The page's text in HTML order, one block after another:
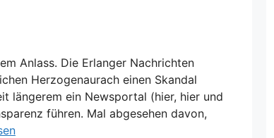
Anlass. Die Erlanger Nachrichten
Herzogenaurach einen Skandal
längerem ein Newsportal (hier, hier und
führen. Mal abgesehen davon,